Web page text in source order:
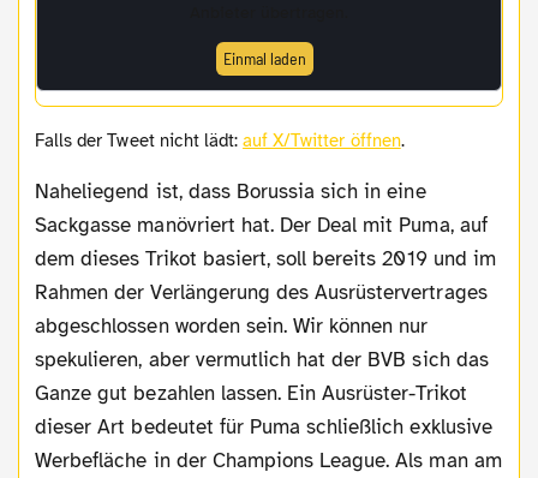
Einmal laden
Falls der Tweet nicht lädt:auf X/Twitter öffnen.
Naheliegend ist, dass Borussia sich in eine
Sackgasse manövriert hat. Der Deal mit Puma, auf
dem dieses Trikot basiert, soll bereits 2019 und im
Rahmen der Verlängerung des Ausrüstervertrages
abgeschlossen worden sein. Wir können nur
spekulieren, aber vermutlich hat der BVB sich das
Ganze gut bezahlen lassen. Ein Ausrüster-Trikot
dieser Art bedeutet für Puma schließlich exklusive
Werbefläche in der Champions League. Als man am